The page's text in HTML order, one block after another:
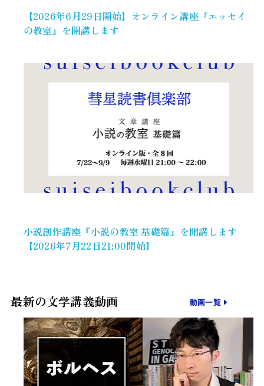
【2026年6月29日開始】オンライン講座『エッセイ
の教室』を開講します
小説創作講座『小説の教室 基礎篇』を開講します
【2026年7月22日21:00開始】
最新の文学講義動画 動画一覧